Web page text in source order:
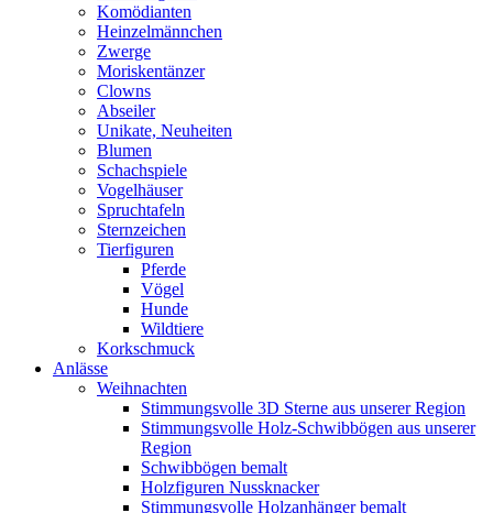
Komödianten
Heinzelmännchen
Zwerge
Moriskentänzer
Clowns
Abseiler
Unikate, Neuheiten
Blumen
Schachspiele
Vogelhäuser
Spruchtafeln
Sternzeichen
Tierfiguren
Pferde
Vögel
Hunde
Wildtiere
Korkschmuck
Anlässe
Weihnachten
Stimmungsvolle 3D Sterne aus unserer Region
Stimmungsvolle Holz-Schwibbögen aus unserer
Region
Schwibbögen bemalt
Holzfiguren Nussknacker
Stimmungsvolle Holzanhänger bemalt